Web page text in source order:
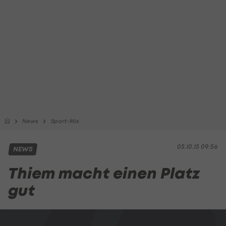
News Sport-Mix
05.10.15 09:56
NEWS
Thiem macht einen Platz
gut